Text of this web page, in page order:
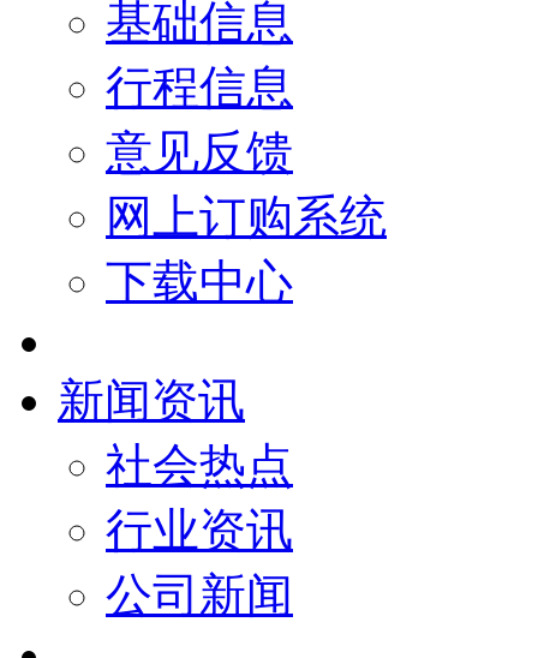
基础信息
行程信息
意见反馈
网上订购系统
下载中心
新闻资讯
社会热点
行业资讯
公司新闻